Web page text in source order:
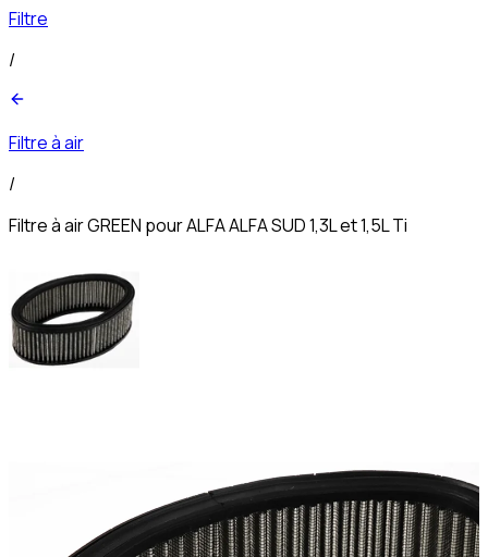
Filtre
/
Filtre à air
/
Filtre à air GREEN pour ALFA ALFA SUD 1,3L et 1,5L Ti